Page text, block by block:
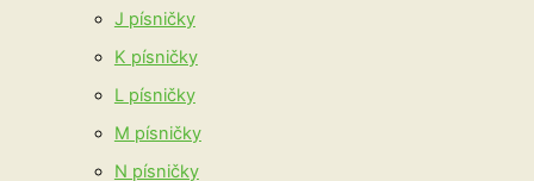
J písničky
K písničky
L písničky
M písničky
N písničky